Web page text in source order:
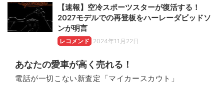
【速報】空冷スポーツスターが復活する！
2027モデルでの再登板をハーレーダビッドソ
ンが明言
レコメンド 2024年11月22日
あなたの愛車が高く売れる！
電話が一切こない新査定「マイカースカウト」